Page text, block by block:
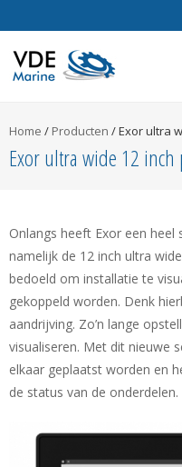
Home / Producten /Exor ultra
Exor ultra wide 12 inch
Onlangs heeft Exor een
namelijk de 12 inch ultra
bedoeld om installatie te
gekoppeld worden. Denk
aandrijving. Zo’n lange
visualiseren. Met dit nieuwe
elkaar geplaatst worden en
de status van de onderdelen.